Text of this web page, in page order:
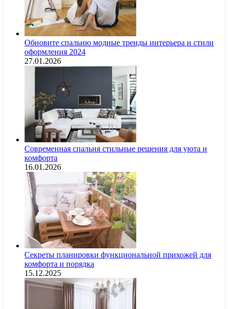
Обновите спальню модные тренды интерьера и стили
оформления 2024
27.01.2026
Современная спальня стильные решения для уюта и
комфорта
16.01.2026
Секреты планировки функциональной прихожей для
комфорта и порядка
15.12.2025